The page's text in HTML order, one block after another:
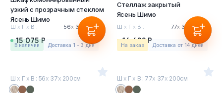
узкий с прозрачным стеклом
Ясень Шимо
Ш х Г х В : 56х37 200см
15 075 Р
в наличии Доставка 1 - 3 дня
Стеллаж закрытый
Ясень Шимо
Ш х Г х В : 77х 37 200см
14 422 Р
На заказ Доставка от 14 дней
Ш х Г х В : 56х 37х 200см Ш х Г х В : 77х 37х 200см